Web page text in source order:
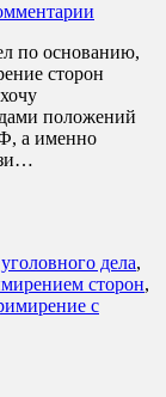
по основанию,
сторон
положений
а именно
дела,
сторон,
с